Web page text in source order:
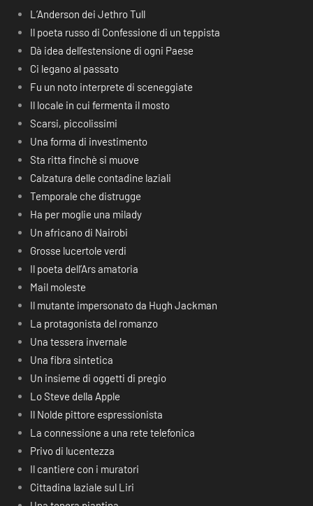
L’Anderson dei Jethro Tull
Il poeta russo di Confessione di un teppista
Dà idea dell’estensione di ogni Paese
Ci legano al passato
Fu un noto interprete di sceneggiate
Il locale in cui fermenta il mosto
Scarsi, piccolissimi
Una forma di investimento
Sta ritta finchè si muove
Calzatura delle contadine laziali
Temporale che distrugge
Ha per moglie una milady
Un africano di Nairobi
Grosse lucertole verdi
Il poeta dell’Ars amatoria
Mail moleste
Il mutante impersonato da Hugh Jackman
La protagonista del romanzo
Una tessera invernale
Una fibra sintetica
Un insieme di oggetti di pregio
Lo Steve della Apple
Il Nolde pittore espressionista
La connessione a una rete telefonica
Privo di lucentezza
Il cantiere con i muratori
Cittadina laziale sul Liri